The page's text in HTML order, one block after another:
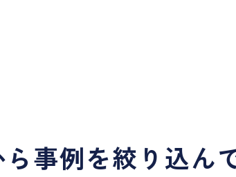
事例を絞り込ん